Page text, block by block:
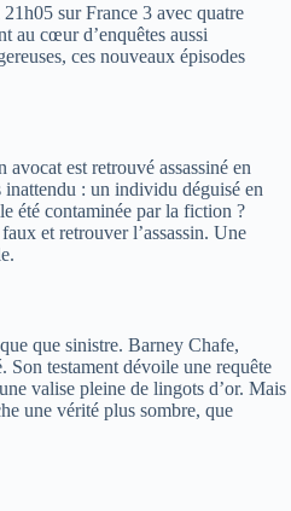
sur France 3 avec quatre
au cœur d’enquêtes aussi
ces nouveaux épisodes
est retrouvé assassiné en
: un individu déguisé en
été contaminée par la fiction ?
et retrouver l’assassin. Une
que sinistre. Barney Chafe,
testament dévoile une requête
valise pleine de lingots d’or. Mais
une vérité plus sombre, que